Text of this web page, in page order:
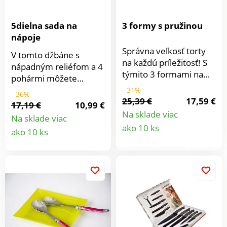
5dielna sada na
nápoje
V tomto džbáne s
nápadným reliéfom a 4
pohármi môžete
podávať napríklad
ľadový čaj, džúsy a
ďalšie chladené nápoje.
Ideálna sada na pitný
režim na záhrade alebo
poháre s krištáľovým
módnych farbách.
Džbán V 26,5 cm, Ø
13,5 cm. Poháre, každá
- 36%
17,19 €
10,99 €
Na sklade viac
ako 10 ks
3 formy s pružinou
Správna veľkosť torty
na každú príležitosť! S
týmito 3 formami na
pečenie ste dokonale
vybavení - dokonca aj
pre dvoj a
trojposchodové
slavnostné torty!
cm, 24 cm. Výška 6,5
cm. Z nehrdzavejúcej
ocele
- 31%
25,39 €
17,59 €
Na sklade viac
ako 10 ks